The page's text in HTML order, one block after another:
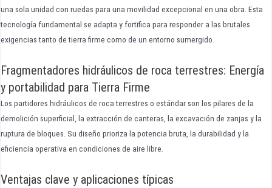
una sola unidad con ruedas para una movilidad excepcional en una obra. Esta
tecnología fundamental se adapta y fortifica para responder a las brutales
exigencias tanto de tierra firme como de un entorno sumergido.
Fragmentadores hidráulicos de roca terrestres: Energía
y portabilidad para Tierra Firme
Los partidores hidráulicos de roca terrestres o estándar son los pilares de la
demolición superficial, la extracción de canteras, la excavación de zanjas y la
ruptura de bloques. Su diseño prioriza la potencia bruta, la durabilidad y la
eficiencia operativa en condiciones de aire libre.
Ventajas clave y aplicaciones típicas